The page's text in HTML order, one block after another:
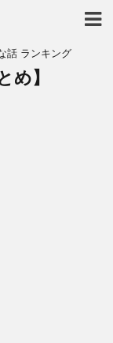
話 ランキング
め】